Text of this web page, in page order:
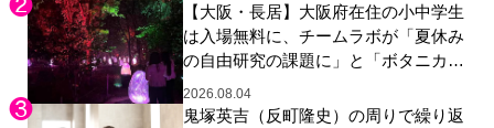
【大阪・長居】大阪府在住の小中学生
は入場無料に、チームラボが「夏休み
の自由研究の課題に」と「ボタニカル
ガーデン 大阪」へ招待
2026.08.04
鬼塚英吉（反町隆史）の周りで繰り返